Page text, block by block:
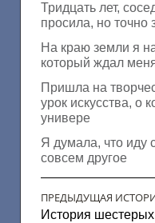
Тридцать лет,
просила, но точно
На краю земли я
который ждал
Пришла на
урок искусства, о
универе
Я думала, что иду
совсем другое
ПРЕДЫДУЩАЯ